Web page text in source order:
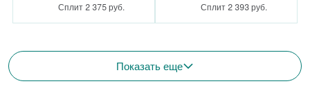
Сплит 2 375 руб.
Сплит 2 393 руб.
Показать еще